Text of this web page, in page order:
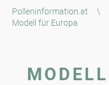
Polleninformation.at \
Modell für Europa